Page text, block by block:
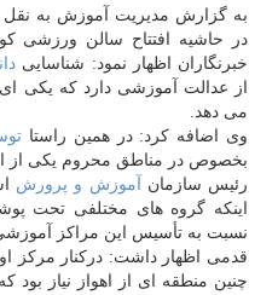
به گزارش مدیریت آموزش به نقل
در حاشیه افتتاح سالن ورزشی
خبرنگاران اظهار نمود: شناسایی
از عدالت آموزشی دارد كه یكی
می دهد.
وی اضافه كرد: در همین راستا
بخصوص در مناطق محروم یكی از
رئیس سازمان
آموزش و پرورش
اینكه گروه های مختلفی تحت
نسبت به تأسیس این مراكز آموزشی
قدمی اظهار داشت: دركنار مركز
چنین منطقه ای از اهواز نیاز